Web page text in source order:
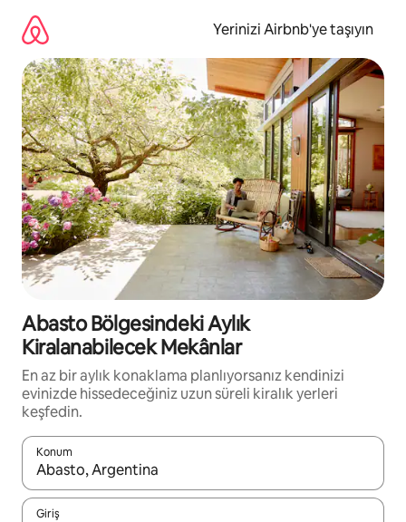
Yerinizi Airbnb'ye taşıyın
Abasto Bölgesindeki Aylık
Kiralanabilecek Mekânlar
En az bir aylık konaklama planlıyorsanız kendinizi
evinizde hissedeceğiniz uzun süreli kiralık yerleri
keşfedin.
Konum
Sonuçlar kullanılabilir olduğunda yukarı ve aşağı oklarıyla
Giriş